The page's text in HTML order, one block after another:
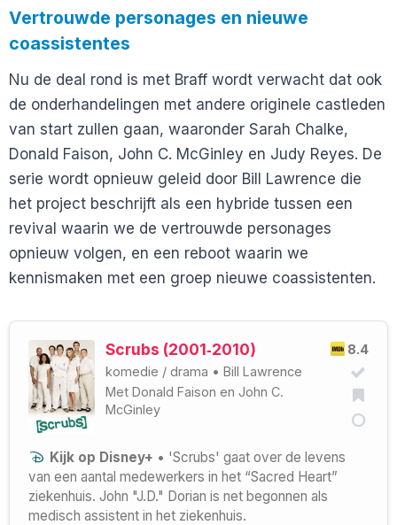
Vertrouwde personages en nieuwe
coassistentes
Nu de deal rond is met Braff wordt verwacht dat ook
de onderhandelingen met andere originele castleden
van start zullen gaan, waaronder Sarah Chalke,
Donald Faison, John C. McGinley en Judy Reyes. De
serie wordt opnieuw geleid door Bill Lawrence die
het project beschrijft als een hybride tussen een
revival waarin we de vertrouwde personages
opnieuw volgen, en een reboot waarin we
kennismaken met een groep nieuwe coassistenten.
8.4
Scrubs (2001‑2010)
komedie / drama • Bill Lawrence
Met Donald Faison en John C.
McGinley
Kijk op Disney+ • 'Scrubs' gaat over de levens
van een aantal medewerkers in het “Sacred Heart”
ziekenhuis. John "J.D." Dorian is net begonnen als
medisch assistent in het ziekenhuis.